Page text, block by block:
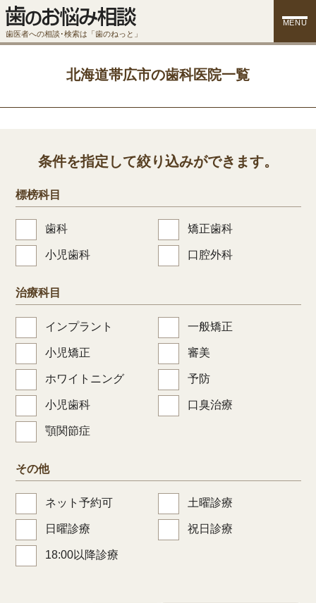
歯医者への相談･検索は「歯のねっと」
MENU
北海道帯広市の歯科医院一覧
条件を指定して絞り込みができます。
標榜科目
歯科 矯正歯科
小児歯科 口腔外科
治療科目
インプラント 一般矯正
小児矯正 審美
ホワイトニング 予防
小児歯科 口臭治療
顎関節症
その他
ネット予約可 土曜診療
日曜診療 祝日診療
18:00以降診療